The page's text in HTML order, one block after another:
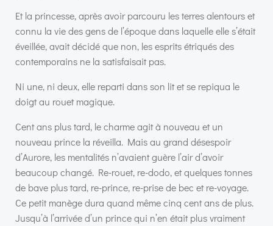
Et la princesse, après avoir parcouru les terres alentours et
connu la vie des gens de l’époque dans laquelle elle s’était
éveillée, avait décidé que non, les esprits étriqués des
contemporains ne la satisfaisait pas.
Ni une, ni deux, elle reparti dans son lit et se repiqua le
doigt au rouet magique.
Cent ans plus tard, le charme agit à nouveau et un
nouveau prince la réveilla. Mais au grand désespoir
d’Aurore, les mentalités n’avaient guère l’air d’avoir
beaucoup changé. Re-rouet, re-dodo, et quelques tonnes
de bave plus tard, re-prince, re-prise de bec et re-voyage.
Ce petit manège dura quand même cinq cent ans de plus.
Jusqu’à l’arrivée d’un prince qui n’en était plus vraiment